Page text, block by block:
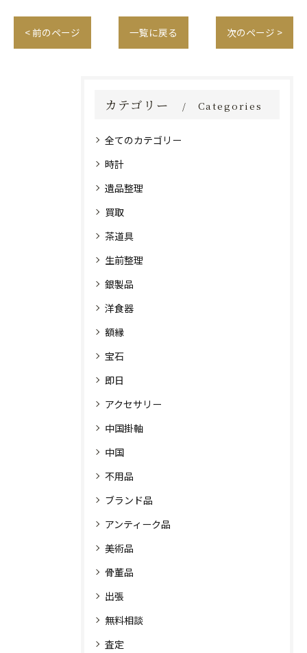
< 前のページ 一覧に戻る 次のページ >
カテゴリー Categories
全てのカテゴリー
時計
遺品整理
買取
茶道具
生前整理
銀製品
洋食器
額縁
宝石
即日
アクセサリー
中国掛軸
中国
不用品
ブランド品
アンティーク品
美術品
骨董品
出張
無料相談
査定